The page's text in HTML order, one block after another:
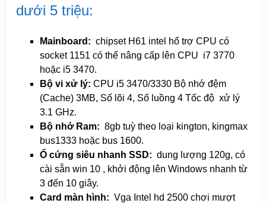
dưới 5 triệu:
Mainboard: chipset H61 intel hổ trợ CPU có
socket 1151 có thể nâng cấp lên CPU i7 3770
hoặc i5 3470.
Bộ vi xử lý: CPU i5 3470/3330 Bộ nhớ đệm
(Cache) 3MB, Số lõi 4, Số luồng 4 Tốc độ xử lý
3.1 GHz.
Bộ nhớ Ram: 8gb tuỳ theo loại kington, kingmax
bus1333 hoặc bus 1600.
Ổ cứng siêu nhanh SSD: dung lượng 120g, có
cài sẵn win 10 , khởi động lên Windows nhanh từ
3 đến 10 giây.
Card màn hình: Vga Intel hd 2500 chơi mượt